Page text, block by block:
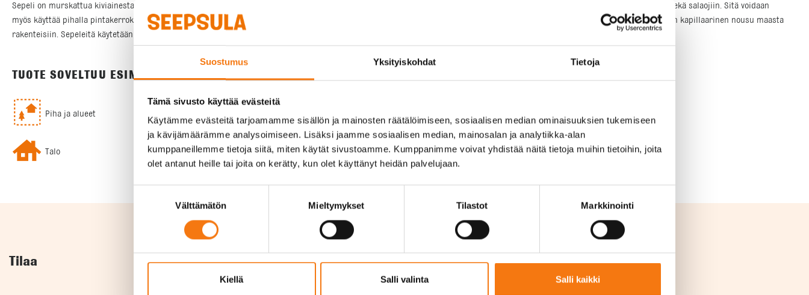
Suostumus Yksityiskohdat Tietoja
Tämä sivusto käyttää evästeitä
Käytämme evästeitä tarjoamamme sisällön ja mainosten räätälöimiseen, sosiaalisen median ominaisuuksien tukemiseen
ja kävijämäärämme analysoimiseen. Lisäksi jaamme sosiaalisen median, mainosalan ja analytiikka-alan
kumppaneillemme tietoja siitä, miten käytät sivustoamme. Kumppanimme voivat yhdistää näitä tietoja muihin tietoihin, joita
olet antanut heille tai joita on kerätty, kun olet käyttänyt heidän palvelujaan.
Välttämätön Mieltymykset Tilastot Markkinointi
Kiellä Salli valinta Salli kaikki
Sepeli on murskattua kiviainesta, josta hienoin aines on seulottu pois. Se sopii kohteisiin, joissa veden halutaan valuvan kerrosten läpi, kuten esimerkiksi lattiarakenteiden alle sekä salaojiin. Sitä voidaan
myös käyttää pihalla pintakerroksen verhoiluun, siitä ei kulkeudu hienoainesta sisälle. Pestyä sepeliä, jossa hienoainesmäärä on minimoitu pesulla, käytetään katkaisemaan veden kapillaarinen nousu maasta
rakenteisiin. Sepeleitä käytetään myös maisema- ja koristekiviaineksena.
TUOTE SOVELTUU ESIMERKIKSI SEURAAVIIN KOHTEISIIN
Piha ja alueet
Talo
Tilaa